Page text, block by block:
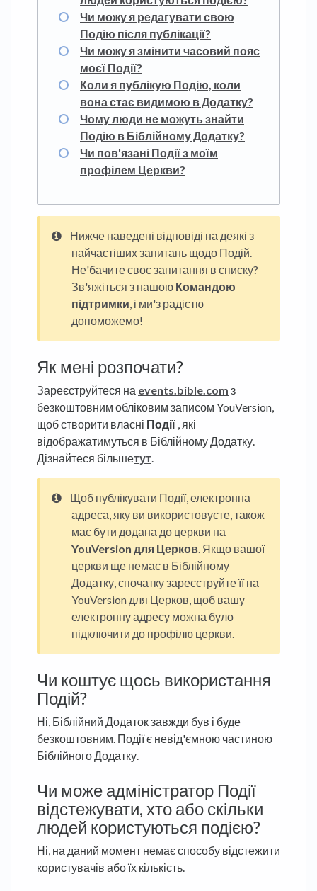
Чи можу я редагувати свою
Подію після публікації?
Чи можу я змінити часовий пояс
моєї Події?
Коли я публікую Подію, коли
вона стає видимою в Додатку?
Чому люди не можуть знайти
Подію в Біблійному Додатку?
Чи пов'язані Події з моїм
профілем Церкви?
Нижче наведені відповіді на деякі з
найчастіших запитань щодо Подій.
Не'бачите своє запитання в списку?
Зв'яжіться з нашою Командою
підтримки, і ми'з радістю
допоможемо!
Як мені розпочати?
Зареєструйтеся на events.bible.com з
безкоштовним обліковим записом YouVersion,
щоб створити власні Події , які
відображатимуться в Біблійному Додатку.
Дізнайтеся більшетут.
Щоб публікувати Події, електронна
адреса, яку ви використовуєте, також
має бути додана до церкви на
YouVersion для Церков. Якщо вашої
церкви ще немає в Біблійному
Додатку, спочатку зареєструйте її на
YouVersion для Церков, щоб вашу
електронну адресу можна було
підключити до профілю церкви.
Чи коштує щось використання
Подій?
Ні, Біблійний Додаток завжди був і буде
безкоштовним. Події є невід'ємною частиною
Біблійного Додатку.
Чи може адміністратор Події
відстежувати, хто або скільки
людей користуються подією?
Ні, на даний момент немає способу відстежити
користувачів або їх кількість.